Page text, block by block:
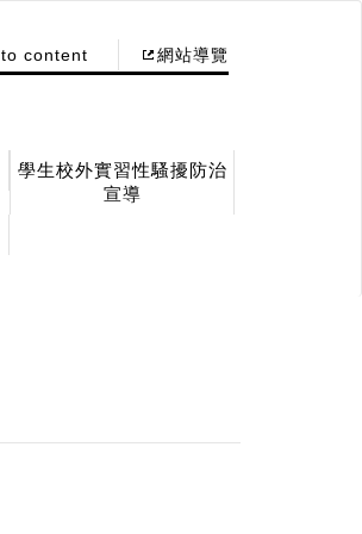
content 網站導覽
學生校外實習性騷擾防治
宣導